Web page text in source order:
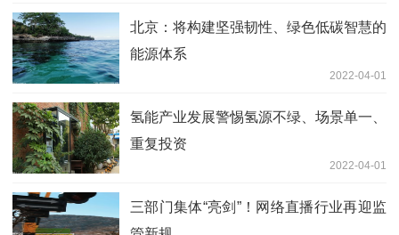
北京：将构建坚强韧性、绿色低碳智慧的
能源体系
2022-04-01
氢能产业发展警惕氢源不绿、场景单一、
重复投资
2022-04-01
三部门集体“亮剑”！网络直播行业再迎监